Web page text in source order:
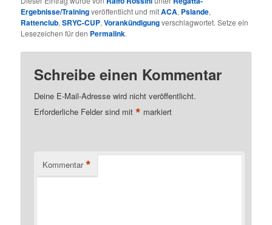
Ergebnisse/Trainingveröffentlicht und mitACA, Pslande,
Rattenclub,SRYC-CUP,Vorankündigungverschlagwortet. Setze ein
Lesezeichen für den Permalink.
Schreibe einen Kommentar
Deine E-Mail-Adresse wird nicht veröffentlicht.
Erforderliche Felder sind mit* markiert
Kommentar *